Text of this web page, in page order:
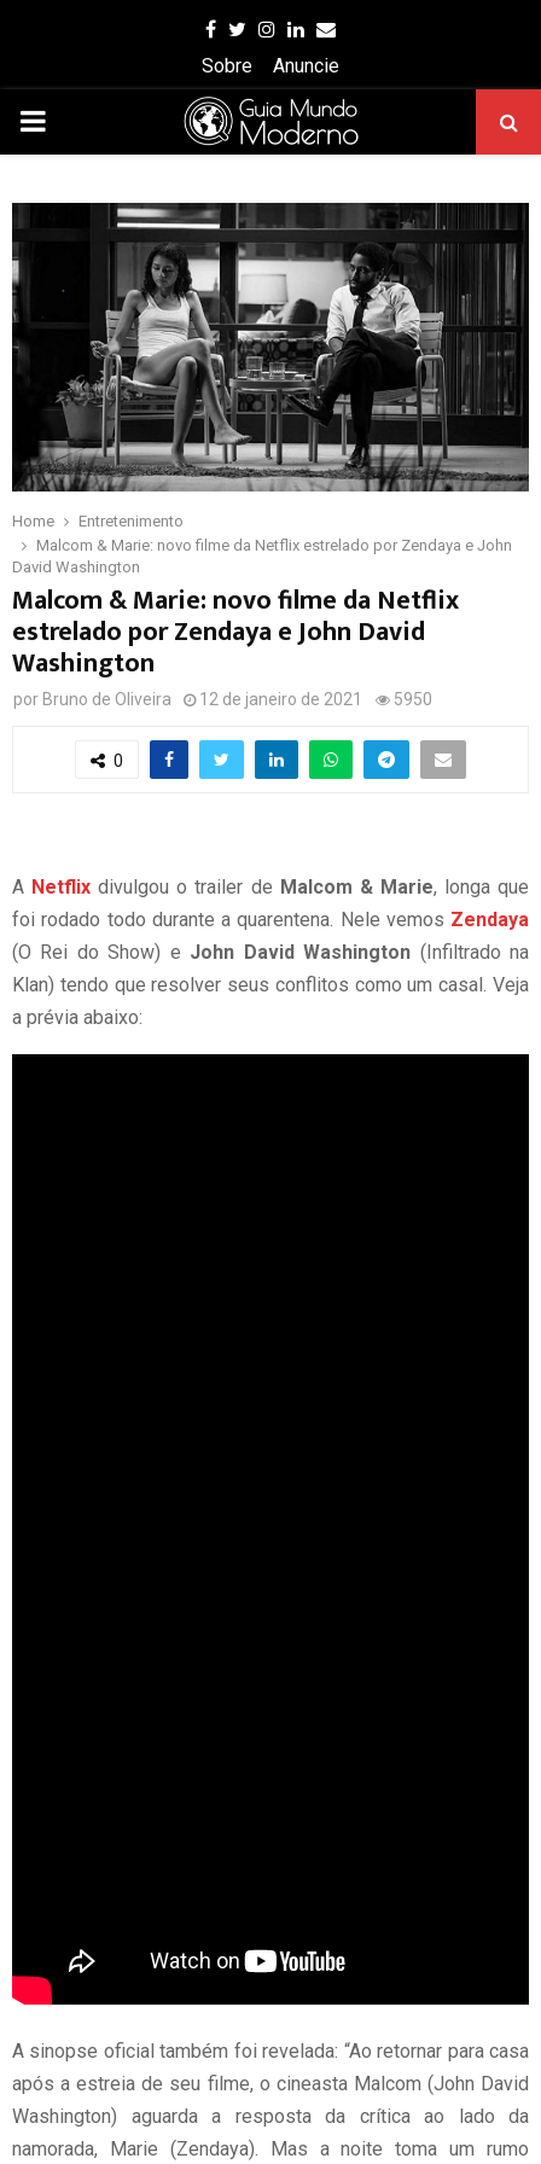
Facebook
Twitter
Instagram
Linkedin
Email
Sobre
Anuncie
PRIMARY
Home
Entretenimento
Malcom & Marie: novo filme da Netflix estrelado por Zendaya e John
David Washington
Malcom & Marie: novo filme da Netflix
estrelado por Zendaya e John David
Washington
por Bruno de Oliveira 12 de janeiro de 2021 5950
0
A Netflix divulgou o trailer de Malcom & Marie, longa que
foi rodado todo durante a quarentena. Nele vemos Zendaya
(O Rei do Show) e John David Washington (Infiltrado na
Klan) tendo que resolver seus conflitos como um casal. Veja
a prévia abaixo:
A sinopse oficial também foi revelada: “Ao retornar para casa
após a estreia de seu filme, o cineasta Malcom (John David
Washington) aguarda a resposta da crítica ao lado da
namorada, Marie (Zendaya). Mas a noite toma um rumo